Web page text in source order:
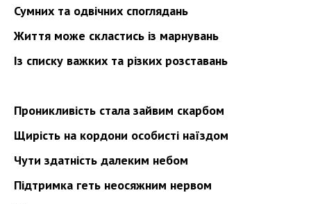
Сумних та одвічних споглядань
Життя може скластись із марнувань
Із списку важких та різких розставань
Проникливість стала зайвим скарбом
Щирість на кордони особисті наїздом
Чути здатність далеким небом
Підтримка геть неосяжним нервом